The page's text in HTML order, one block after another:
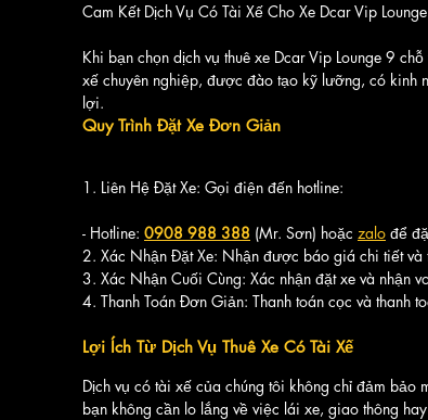
Cam Kết Dịch Vụ Có Tài Xế Cho Xe Dcar Vip Lounge
Khi bạn chọn dịch vụ thuê xe Dcar Vip Lounge 9
xế chuyên nghiệp, được đào tạo kỹ lưỡng, có kinh
lợi.
Quy Trình Đặt Xe Đơn Giản
1. Liên Hệ Đặt Xe: Gọi điện đến hotline:
- Hotline: 0908 988 388 (Mr. Sơn) hoặc zalo để
2. Xác Nhận Đặt Xe: Nhận được báo giá chi tiết
3. Xác Nhận Cuối Cùng: Xác nhận đặt xe và nhận
4. Thanh Toán Đơn Giản: Thanh toán cọc và thanh
Lợi Ích Từ Dịch Vụ Thuê Xe Có Tài Xế
Dịch vụ có tài xế của chúng tôi không chỉ đảm bảo
bạn không cần lo lắng về việc lái xe, giao thông